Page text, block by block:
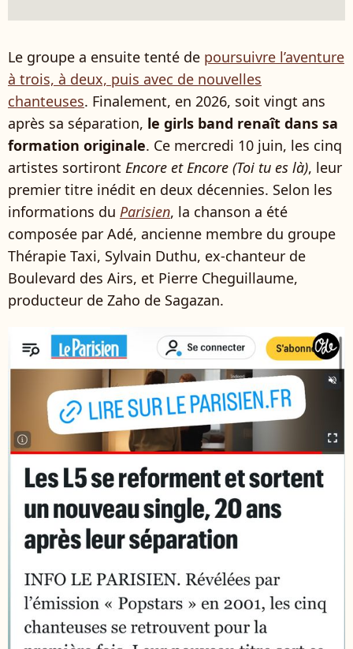
Le groupe a ensuite tenté de poursuivre l’aventure
à trois, à deux, puis avec de nouvelles
chanteuses. Finalement, en 2026, soit vingt ans
après sa séparation, le girls band renaît dans sa
formation originale. Ce mercredi 10 juin, les cinq
artistes sortiront Encore et Encore (Toi tu es là), leur
premier titre inédit en deux décennies. Selon les
informations du Parisien, la chanson a été
composée par Adé, ancienne membre du groupe
Thérapie Taxi, Sylvain Duthu, ex-chanteur de
Boulevard des Airs, et Pierre Cheguillaume,
producteur de Zaho de Sagazan.